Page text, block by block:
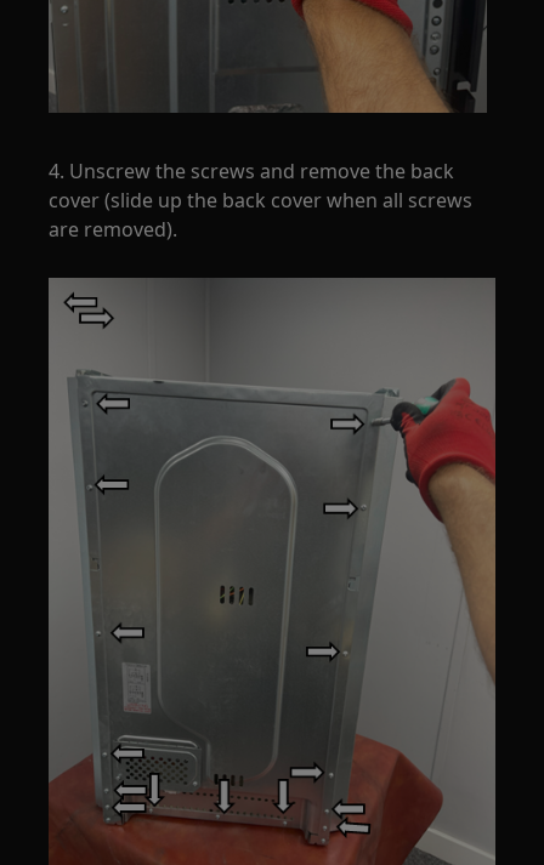
4. Unscrew the screws and remove the back
cover (slide up the back cover when all screws
are removed).